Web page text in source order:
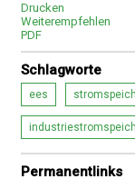
Drucken
Weiterempfehlen
PDF
Schlagworte
ees
Permanentlinks